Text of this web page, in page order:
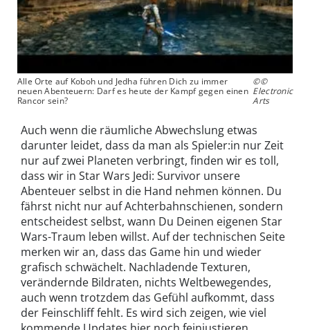
Alle Orte auf Koboh und Jedha führen Dich zu immer
neuen Abenteuern: Darf es heute der Kampf gegen einen
Rancor sein?
©©
Electronic
Arts
Auch wenn die räumliche Abwechslung etwas
darunter leidet, dass da man als Spieler:in nur Zeit
nur auf zwei Planeten verbringt, finden wir es toll,
dass wir in Star Wars Jedi: Survivor unsere
Abenteuer selbst in die Hand nehmen können. Du
fährst nicht nur auf Achterbahnschienen, sondern
entscheidest selbst, wann Du Deinen eigenen Star
Wars-Traum leben willst. Auf der technischen Seite
merken wir an, dass das Game hin und wieder
grafisch schwächelt. Nachladende Texturen,
verändernde Bildraten, nichts Weltbewegendes,
auch wenn trotzdem das Gefühl aufkommt, dass
der Feinschliff fehlt. Es wird sich zeigen, wie viel